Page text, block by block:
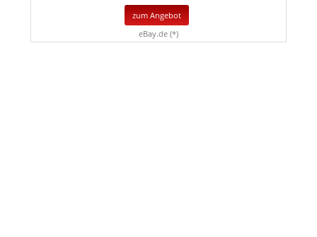
zum Angebot
eBay.de (*)